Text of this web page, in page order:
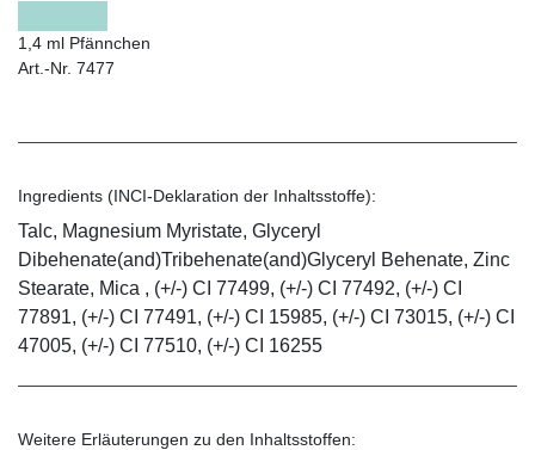
1,4 ml Pfännchen
Art.-Nr. 7477
Ingredients (INCI-Deklaration der Inhaltsstoffe):
Talc, Magnesium Myristate, Glyceryl
Dibehenate(and)Tribehenate(and)Glyceryl Behenate, Zinc
Stearate, Mica , (+/-) CI 77499, (+/-) CI 77492, (+/-) CI
77891, (+/-) CI 77491, (+/-) CI 15985, (+/-) CI 73015, (+/-) CI
47005, (+/-) CI 77510, (+/-) CI 16255
Weitere Erläuterungen zu den Inhaltsstoffen: